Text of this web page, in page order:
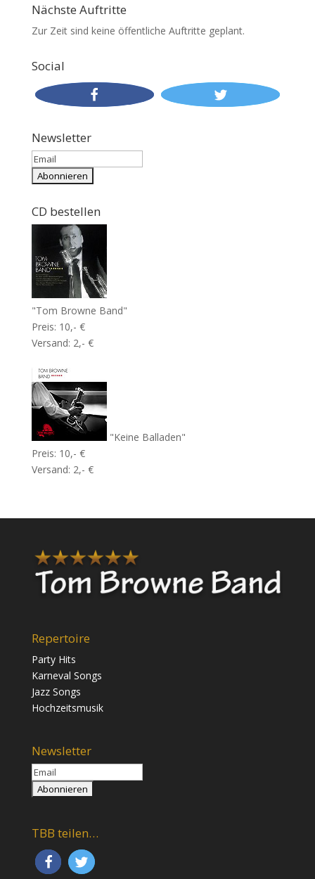
Nächste Auftritte
Zur Zeit sind keine öffentliche Auftritte geplant.
Social
Newsletter
CD bestellen
"Tom Browne Band"
Preis: 10,- €
Versand: 2,- €
"Keine Balladen"
Preis: 10,- €
Versand: 2,- €
Repertoire
Party Hits
Karneval Songs
Jazz Songs
Hochzeitsmusik
Newsletter
TBB teilen…